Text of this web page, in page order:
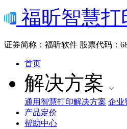
福昕智慧打
证券简称：福昕软件 股票代码：
首页
解决方案
通用智慧打印解决方案 企业
产品定价
帮助中心